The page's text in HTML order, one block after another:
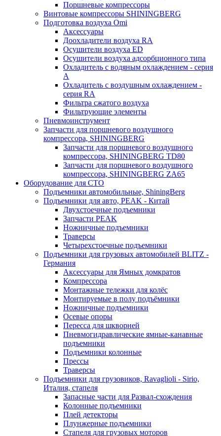
Поршневые компрессоры
Винтовые компрессоры SHININGBERG
Подготовка воздуха Omi
Аксессуары
Доохладители воздуха RA
Осушители воздуха ED
Осушители воздуха адсорбционного типа
Охладитель с водяным охлаждением - серия
A
Охладитель с воздушным охлаждением -
серия RA
Фильтра сжатого воздуха
Фильтрующие элементы
Пневмоинструмент
Запчасти для поршневого воздушного
компрессора, SHININGBERG
Запчасти для поршневого воздушного
компрессора, SHININGBERG TD80
Запчасти для поршневого воздушного
компрессора, SHININGBERG ZA65
Оборудование для СТО
Подъемники автомобильные, ShiningBerg
Подъемники для авто, PEAK - Китай
Двухстоечные подъемники
Запчасти PEAK
Ножничные подъемники
Траверсы
Четырехстоечные подъемники
Подъемники для грузовых автомобилей BLITZ -
Германия
Аксессуары для Ямных домкратов
Компрессора
Монтажные тележки для колёс
Монтируемые в полу подъёмники
Ножничные подъемники
Осевые опоры
Пересса для шкворней
Пневмогидравлические ямные-канавные
подъемники
Подъемники колонные
Прессы
Траверсы
Подъемники для грузовиков, Ravaglioli - Sirio,
Италия, стапеля
Запасные части для Развал-схождения
Колонные подъемники
Плей детекторы
Плунжерные подъемники
Стапеля для грузовых моторов